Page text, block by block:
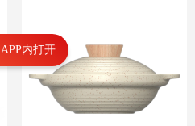
APP内打开